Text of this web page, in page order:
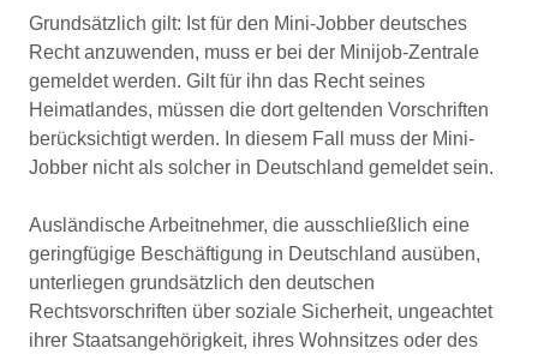
Grundsätzlich gilt: Ist für den Mini-Jobber deutsches
Recht anzuwenden, muss er bei der Minijob-Zentrale
gemeldet werden. Gilt für ihn das Recht seines
Heimatlandes, müssen die dort geltenden Vorschriften
berücksichtigt werden. In diesem Fall muss der Mini-
Jobber nicht als solcher in Deutschland gemeldet sein.
Ausländische Arbeitnehmer, die ausschließlich eine
geringfügige Beschäftigung in Deutschland ausüben,
unterliegen grundsätzlich den deutschen
Rechtsvorschriften über soziale Sicherheit, ungeachtet
ihrer Staatsangehörigkeit, ihres Wohnsitzes oder des